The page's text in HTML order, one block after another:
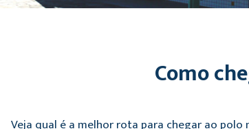
Como
Veja qual é a melhor rota para chegar ao polo